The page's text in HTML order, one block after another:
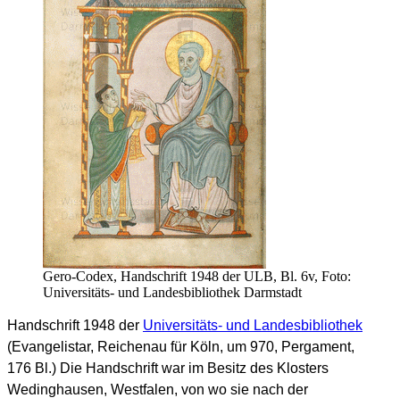
Gero-Codex, Handschrift 1948 der ULB, Bl. 6v, Foto:
Universitäts- und Landesbibliothek Darmstadt
Handschrift 1948 der Universitäts- und Landesbibliothek
(Evangelistar, Reichenau für Köln, um 970, Pergament,
176 Bl.) Die Handschrift war im Besitz des Klosters
Wedinghausen, Westfalen, von wo sie nach der